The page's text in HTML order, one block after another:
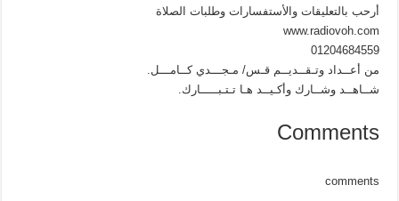
أرحب بالتعليقات والأستفسارات وطلبات الصلاة
www.radiovoh.com
01204684559
من أعــداد وتـقــديــم قـس/ مـجـــدي كــامـــل.
شــاهــد وشــارك وأكـيــد هـا تـتـبـــــارك.
Comments
comments